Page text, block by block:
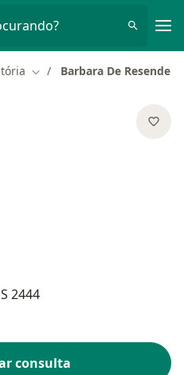
Mudar de cidade
Barbara De Resende
2444
consulta